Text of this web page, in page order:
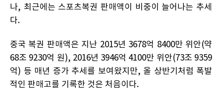
나, 최근에는 스포츠복권 판매액이 비중이 늘어나는 추세
다.
중국 복권 판매액은 지난 2015년 3678억 8400만 위안(약
68조 9230억 원), 2016년 3946억 4100만 위안(73조 9359
억) 등 매년 증가 추세를 보여왔지만, 올 상반기처럼 폭발
적인 판매고를 기록한 것은 처음이다.